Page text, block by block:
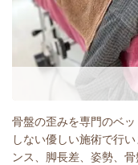
骨盤の歪みを専門のベ
しない優しい施術で行
ンス、脚長差、姿勢、